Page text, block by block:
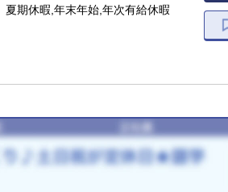
夏期休暇,年末年始,年次有給休暇